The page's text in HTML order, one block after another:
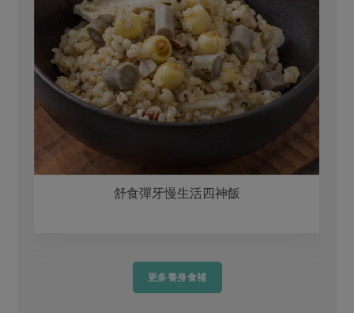
舒食彈牙慢生活四神飯
更多養身食補